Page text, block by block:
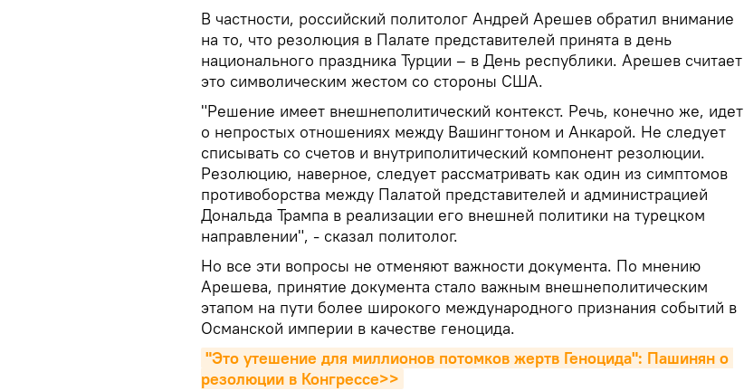
В частности, российский политолог Андрей Арешев обратил внимание
на то, что резолюция в Палате представителей принята в день
национального праздника Турции – в День республики. Арешев считает
это символическим жестом со стороны США.
"Решение имеет внешнеполитический контекст. Речь, конечно же, идет
о непростых отношениях между Вашингтоном и Анкарой. Не следует
списывать со счетов и внутриполитический компонент резолюции.
Резолюцию, наверное, следует рассматривать как один из симптомов
противоборства между Палатой представителей и администрацией
Дональда Трампа в реализации его внешней политики на турецком
направлении", - сказал политолог.
Но все эти вопросы не отменяют важности документа. По мнению
Арешева, принятие документа стало важным внешнеполитическим
этапом на пути более широкого международного признания событий в
Османской империи в качестве геноцида.
"Это утешение для миллионов потомков жертв Геноцида": Пашинян о
резолюции в Конгрессе>>